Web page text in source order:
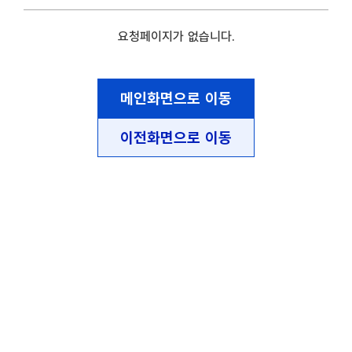
요청페이지가 없습니다.
메인화면으로 이동
이전화면으로 이동